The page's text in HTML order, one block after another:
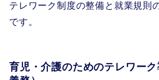
テレワーク制度の整備と就業規則
です。
育児・介護のためのテレワーク